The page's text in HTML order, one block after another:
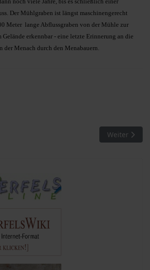
Der Mühlgraben ist längst maschinengerecht
Meter lange Abflussgraben von der Mühle zur
erkennbar - eine letzte Erinnerung an die
der Menach durch den Menabauern.
Begegnung mit Menschen (6). Drei
Nächster
Weiter